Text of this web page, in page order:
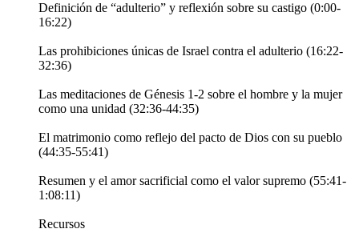
Definición de “adulterio” y reflexión sobre su castigo (0:00-
16:22)
Las prohibiciones únicas de Israel contra el adulterio (16:22-
32:36)
Las meditaciones de Génesis 1-2 sobre el hombre y la mujer
como una unidad (32:36-44:35)
El matrimonio como reflejo del pacto de Dios con su pueblo
(44:35-55:41)
Resumen y el amor sacrificial como el valor supremo (55:41-
1:08:11)
Recursos